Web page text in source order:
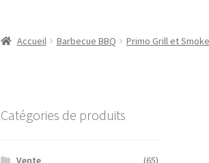
Accueil Barbecue BBQ Primo Grill et
Catégories de produits
Vente
(65)